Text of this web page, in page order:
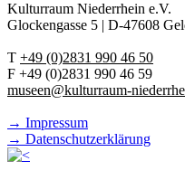
Kulturraum Niederrhein e.V.
Glockengasse 5 | D-47608
T +49 (0)2831 990 46 50
F +49 (0)2831 990 46 59
museen@kulturraum-
→ Impressum
→ Datenschutzerklärung